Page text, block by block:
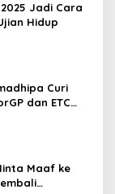
Jadi Cara
Hidup
Curi
dan ETC
Maaf ke